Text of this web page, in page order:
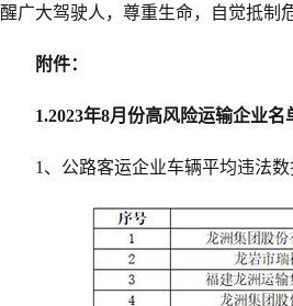
醒广大驾驶人，尊重生命，自觉抵制
附件：
1.2023年8月份高风险运输企业名
1、公路客运企业车辆平均违法